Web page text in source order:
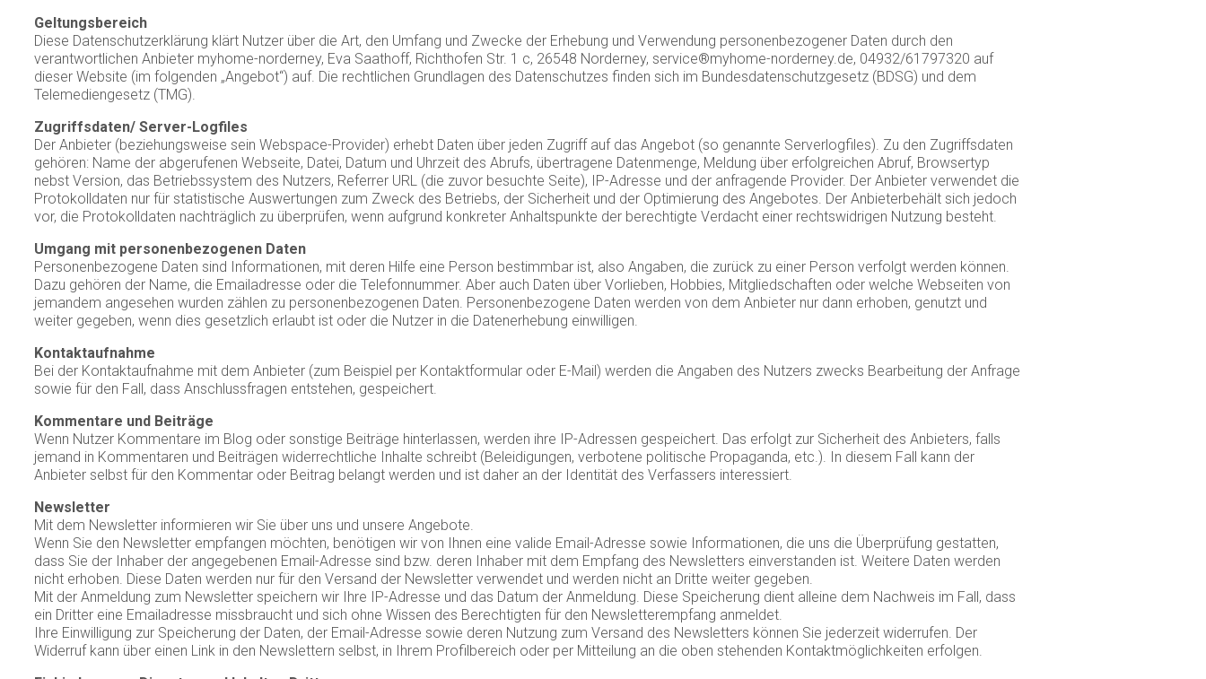
Geltungsbereich
Diese Datenschutzerklärung klärt Nutzer über die Art, den Umfang und Zwecke der Erhebung und Verwendung personenbezogener Daten durch den
verantwortlichen Anbieter myhome-norderney, Eva Saathoff, Richthofen Str. 1 c, 26548 Norderney, service®myhome-norderney.de, 04932/61797320 auf
dieser Website (im folgenden „Angebot“) auf. Die rechtlichen Grundlagen des Datenschutzes finden sich im Bundesdatenschutzgesetz (BDSG) und dem
Telemediengesetz (TMG).
Zugriffsdaten/ Server-Logfiles
Der Anbieter (beziehungsweise sein Webspace-Provider) erhebt Daten über jeden Zugriff auf das Angebot (so genannte Serverlogfiles). Zu den Zugriffsdaten
gehören: Name der abgerufenen Webseite, Datei, Datum und Uhrzeit des Abrufs, übertragene Datenmenge, Meldung über erfolgreichen Abruf, Browsertyp
nebst Version, das Betriebssystem des Nutzers, Referrer URL (die zuvor besuchte Seite), IP-Adresse und der anfragende Provider. Der Anbieter verwendet die
Protokolldaten nur für statistische Auswertungen zum Zweck des Betriebs, der Sicherheit und der Optimierung des Angebotes. Der Anbieterbehält sich jedoch
vor, die Protokolldaten nachträglich zu überprüfen, wenn aufgrund konkreter Anhaltspunkte der berechtigte Verdacht einer rechtswidrigen Nutzung besteht.
Umgang mit personenbezogenen Daten
Personenbezogene Daten sind Informationen, mit deren Hilfe eine Person bestimmbar ist, also Angaben, die zurück zu einer Person verfolgt werden können.
Dazu gehören der Name, die Emailadresse oder die Telefonnummer. Aber auch Daten über Vorlieben, Hobbies, Mitgliedschaften oder welche Webseiten von
jemandem angesehen wurden zählen zu personenbezogenen Daten. Personenbezogene Daten werden von dem Anbieter nur dann erhoben, genutzt und
weiter gegeben, wenn dies gesetzlich erlaubt ist oder die Nutzer in die Datenerhebung einwilligen.
Kontaktaufnahme
Bei der Kontaktaufnahme mit dem Anbieter (zum Beispiel per Kontaktformular oder E-Mail) werden die Angaben des Nutzers zwecks Bearbeitung der Anfrage
sowie für den Fall, dass Anschlussfragen entstehen, gespeichert.
Kommentare und Beiträge
Wenn Nutzer Kommentare im Blog oder sonstige Beiträge hinterlassen, werden ihre IP-Adressen gespeichert. Das erfolgt zur Sicherheit des Anbieters, falls
jemand in Kommentaren und Beiträgen widerrechtliche Inhalte schreibt (Beleidigungen, verbotene politische Propaganda, etc.). In diesem Fall kann der
Anbieter selbst für den Kommentar oder Beitrag belangt werden und ist daher an der Identität des Verfassers interessiert.
Newsletter
Mit dem Newsletter informieren wir Sie über uns und unsere Angebote.
Wenn Sie den Newsletter empfangen möchten, benötigen wir von Ihnen eine valide Email-Adresse sowie Informationen, die uns die Überprüfung gestatten,
dass Sie der Inhaber der angegebenen Email-Adresse sind bzw. deren Inhaber mit dem Empfang des Newsletters einverstanden ist. Weitere Daten werden
nicht erhoben. Diese Daten werden nur für den Versand der Newsletter verwendet und werden nicht an Dritte weiter gegeben.
Mit der Anmeldung zum Newsletter speichern wir Ihre IP-Adresse und das Datum der Anmeldung. Diese Speicherung dient alleine dem Nachweis im Fall, dass
ein Dritter eine Emailadresse missbraucht und sich ohne Wissen des Berechtigten für den Newsletterempfang anmeldet.
Ihre Einwilligung zur Speicherung der Daten, der Email-Adresse sowie deren Nutzung zum Versand des Newsletters können Sie jederzeit widerrufen. Der
Widerruf kann über einen Link in den Newslettern selbst, in Ihrem Profilbereich oder per Mitteilung an die oben stehenden Kontaktmöglichkeiten erfolgen.